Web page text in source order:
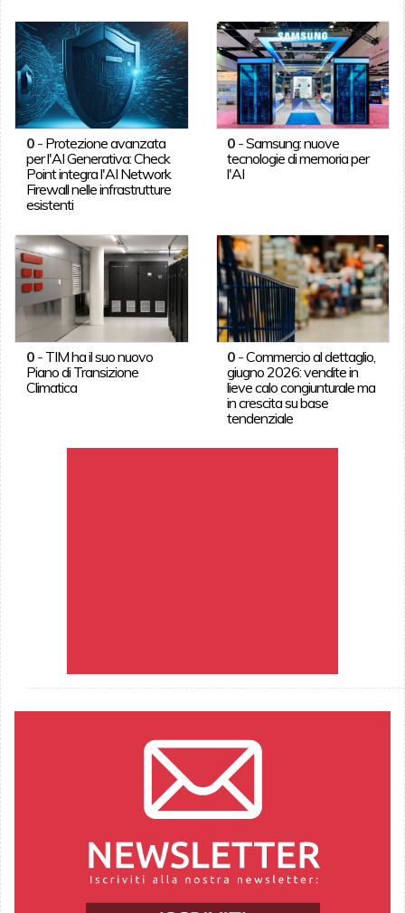
0- Protezione avanzata
per l'AI Generativa: Check
Point integra l'AI Network
Firewall nelle infrastrutture
esistenti
0 -Samsung: nuove
tecnologie di memoria per
l'AI
0- TIM ha il suo nuovo
Piano di Transizione
Climatica
0 -Commercio al dettaglio,
giugno 2026: vendite in
lieve calo congiunturale ma
in crescita su base
tendenziale